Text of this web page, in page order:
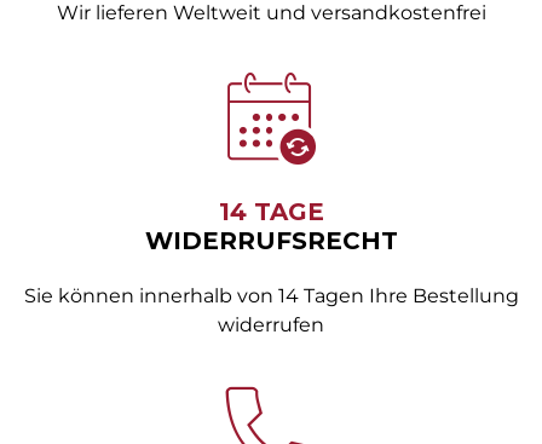
Wir lieferen Weltweit und versandkostenfrei
14 TAGE
WIDERRUFSRECHT
Sie können innerhalb von 14 Tagen Ihre Bestellung
widerrufen